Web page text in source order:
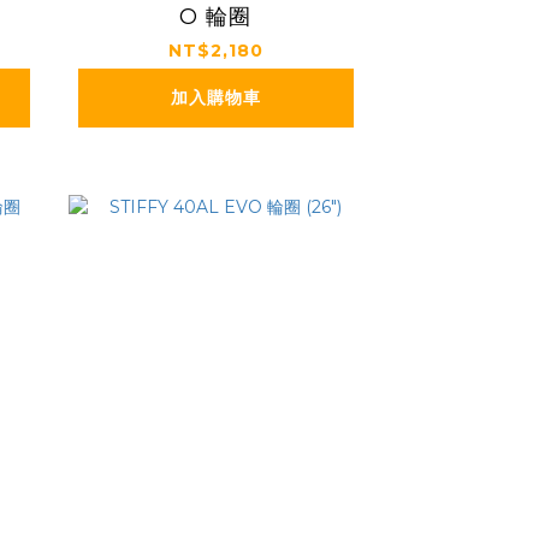
O 輪圈
NT$2,180
加入購物車